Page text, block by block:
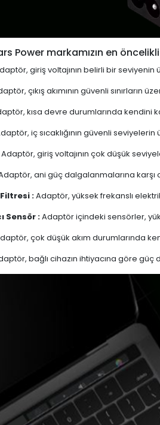
Power markamızın en
giriş voltajının belirli bir seviyenin
çıkış akımının güvenli
kısa devre durumlarında kendini
iç sıcaklığının güvenli seviyelerin
Adaptör, giriş voltajının çok düşük
ani güç dalgalanmalarına karşı
:Adaptör, yüksek frekanslı
Sensör :Adaptör içindeki sensörler,
çok düşük akım durumlarında
bağlı cihazın ihtiyacına göre güç